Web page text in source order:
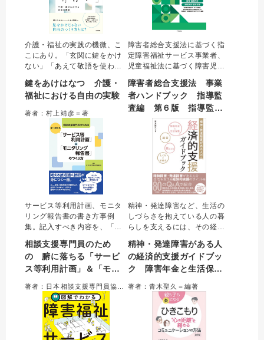
介護・福祉の実践の機微、こ
こにあり。「玄関に鍵をかけ
ない」「あえて敬語を使わな
るための基本をしなやかに守
ろうとする支援の形。ふつう
ポートする種々の工夫と気づ
かいを、支援者9人の語りから
豊かに拾い上げる。
鍵をあけはなつ 介護・
福祉における自由の実験
著者：村上靖彦＝著
障害者総合支援法に基づく指
定障害福祉サービス事業者、
児童福祉法に基づく障害児通
導監査要綱をまとめた通知集
の改訂版。令和6年度に行われ
た障害福祉サービス報酬改定
に対応している。監査を行う
行政、監査を受ける事業者双
方に必携の1冊。
障害者総合支援法 事業
者ハンドブック 指導監
査編 第６版 指導監査
における主眼事項及び着
サービス等利用計画、モニタ
リング報告書の書き方事例
集。記入すべき内容を、「良
がら、多様な事例を通じわか
りやすく解説した。加算取得
の考え方を含め、よりよい支
のプロセス全体を学べる一
相談支援専門員のため
の 腑に落ちる「サービ
ス等利用計画」＆「モニ
り方
精神・発達障害など、生活の
しづらさを抱えている人の暮
らしを支えるには、その経済
ない。本書は、その柱である
障害年金や生活保護のほか、
高額療養費、労災、税制、遺
み、利用する際の手続きや留
意点などを解説した。
精神・発達障害がある人
の経済的支援ガイドブッ
ク 障害年金と生活保
みと手続き
著者：青木聖久＝編著